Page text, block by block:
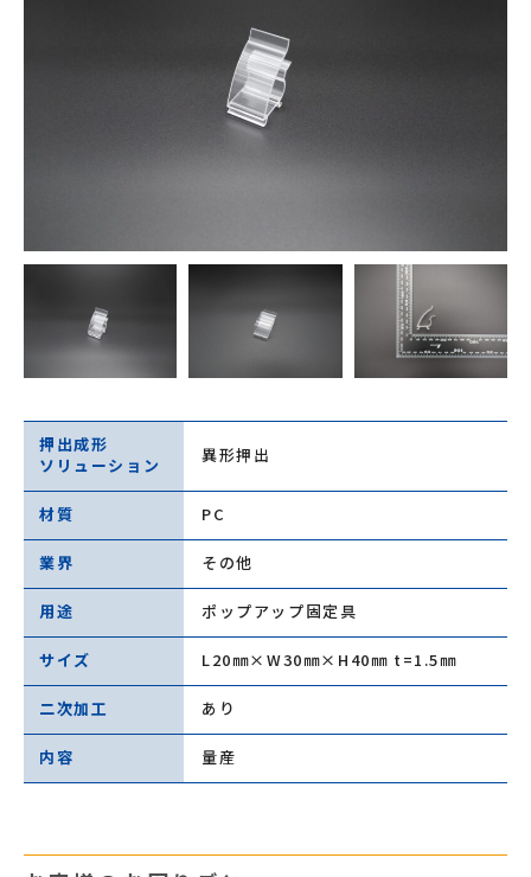
押出成形
ソリューション
異形押出
材質 PC
業界 その他
用途 ポップアップ固定具
サイズ L20㎜×W30㎜×H40㎜ t=1.5㎜
二次加工 あり
内容 量産